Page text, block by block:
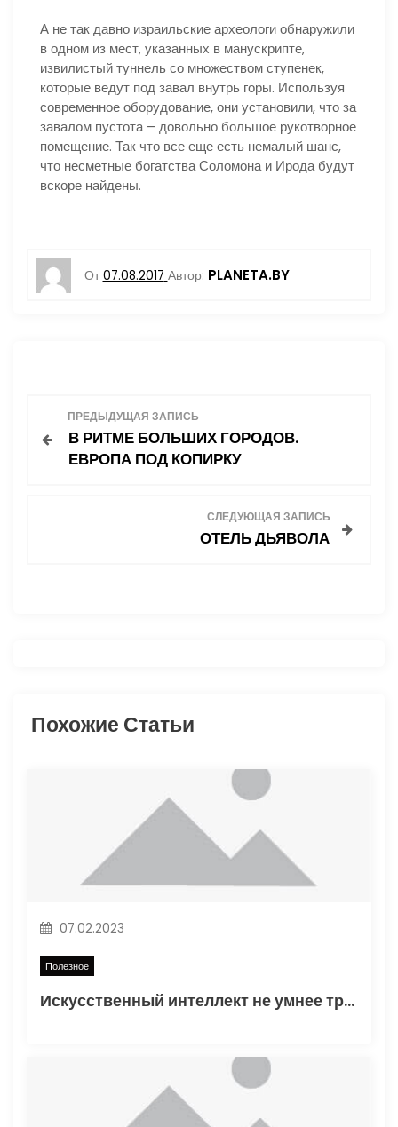
А не так давно израильские археологи обнаружили
в одном из мест, указанных в манускрипте,
извилистый туннель со множеством ступенек,
которые ведут под завал внутрь горы. Используя
современное оборудование, они установили, что за
завалом пустота – довольно большое рукотворное
помещение. Так что все еще есть немалый шанс,
что несметные богатства Соломона и Ирода будут
вскоре найдены.
От 07.08.2017 Автор: PLANETA.BY
я
п
и
ПРЕДЫДУЩАЯ ЗАПИСЬ
В РИТМЕ БОЛЬШИХ ГОРОДОВ.
ЕВРОПА ПОД КОПИРКУ
СЛЕДУЮЩАЯ ЗАПИСЬ
ОТЕЛЬ ДЬЯВОЛА
Похожие Статьи
07.02.2023
Полезное
Искусственный интеллект не умнее трехлетнего ребенка